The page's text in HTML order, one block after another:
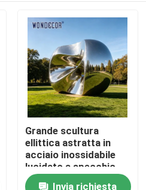
Grande scultura
ellittica astratta in
acciaio inossidabile
lucidato a specchio
Parco all&#39;aperto
Invia richiesta